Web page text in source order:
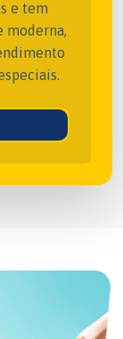
e tem
moderna,